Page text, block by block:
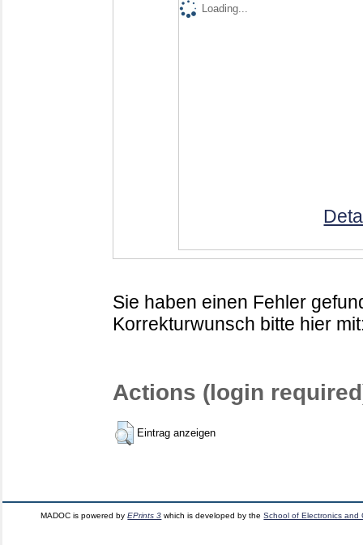
Loading...
Sie haben einen Fehler
Korrekturwunsch bitte hier
Actions (login
Eintrag anzeigen
MADOC is powered byEPrints 3 which is developed by theSchool of Electronics and